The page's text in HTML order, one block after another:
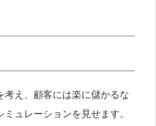
考え、顧客には楽に儲かるな
ュレーションを見せます。